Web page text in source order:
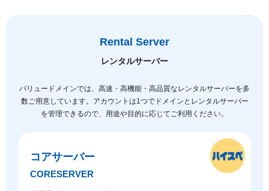
Rental Server
レンタルサーバー
バリュードメインでは、高速・高機能・高品質なレンタルサーバーを多
数ご用意しています。
アカウントは1つでドメインとレンタルサーバー
を管理できるので、用途や目的に応じてご利用ください。
コアサーバー
CORESERVER